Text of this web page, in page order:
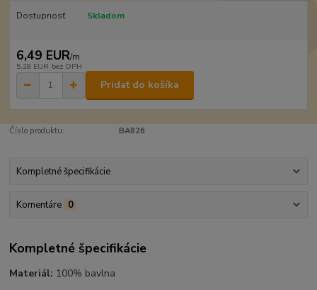
Dostupnosť Skladom
6,49 EUR/m
5,28 EUR bez DPH
Pridať do košíka
Číslo produktu: BA826
Kompletné špecifikácie
Komentáre 0
Kompletné špecifikácie
Materiál: 100% bavlna